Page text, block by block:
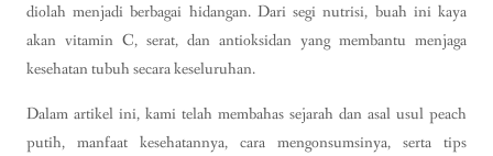
diolah menjadi berbagai hidangan. Dari segi nutrisi, buah ini kaya
akan vitamin C, serat, dan antioksidan yang membantu menjaga
kesehatan tubuh secara keseluruhan.
Dalam artikel ini, kami telah membahas sejarah dan asal usul peach
putih, manfaat kesehatannya, cara mengonsumsinya, serta tips